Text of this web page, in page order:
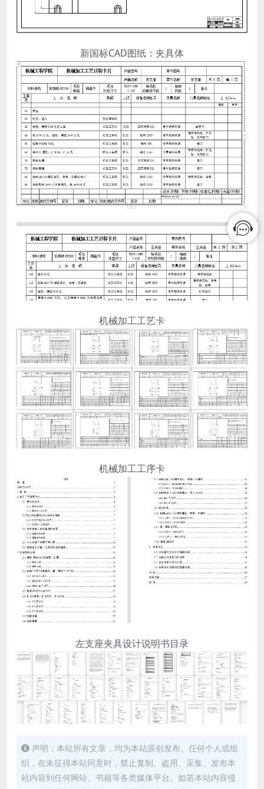
新国标CAD图纸：夹具体
机械加工工艺卡
机械加工工序卡
左支座夹具设计说明书目录
声明：本站所有文章，均为本站原创发布。任何个人或组
织，在未征得本站同意时，禁止复制、盗用、采集、发布本
站内容到任何网站、书籍等各类媒体平台。如若本站内容侵